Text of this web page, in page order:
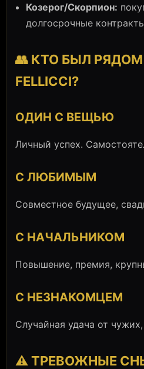
Козерог/Скорпион:
долгосрочные
👥 КТО БЫЛ
FELLICCI?
ОДИН С ВЕЩЬЮ
Личный успех.
С ЛЮБИМЫМ
Совместное будущее,
С НАЧАЛЬНИКОМ
Повышение, премия,
С НЕЗНАКОМЦЕМ
Случайная удача от
⚠️ ТРЕВОЖНЫЕ